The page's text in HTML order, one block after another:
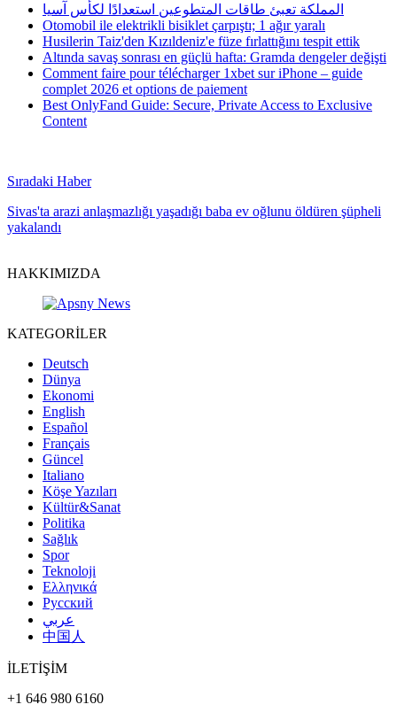
المملكة تعبئ طاقات المتطوعين استعدادًا لكأس آسيا
Otomobil ile elektrikli bisiklet çarpıştı; 1 ağır yaralı
Husilerin Taiz'den Kızıldeniz'e füze fırlattığını tespit ettik
Altında savaş sonrası en güçlü hafta: Gramda dengeler değişti
Comment faire pour télécharger 1xbet sur iPhone – guide
complet 2026 et options de paiement
Best OnlyFand Guide: Secure, Private Access to Exclusive
Content
Sıradaki Haber
Sivas'ta arazi anlaşmazlığı yaşadığı baba ev oğlunu öldüren şüpheli
yakalandı
HAKKIMIZDA
KATEGORİLER
Deutsch
Dünya
Ekonomi
English
Español
Français
Güncel
Italiano
Köşe Yazıları
Kültür&Sanat
Politika
Sağlık
Spor
Teknoloji
Ελληνικά
Русский
عربي
中国人
İLETİŞİM
+1 646 980 6160